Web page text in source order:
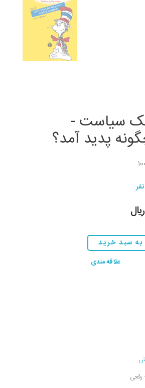
سیاست -
پدید آمد؟
به سبد خرید
علاقه مندی